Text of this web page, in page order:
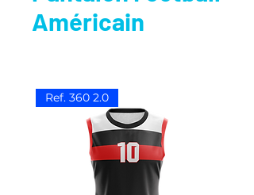
Américain
Ref. 360 2.0